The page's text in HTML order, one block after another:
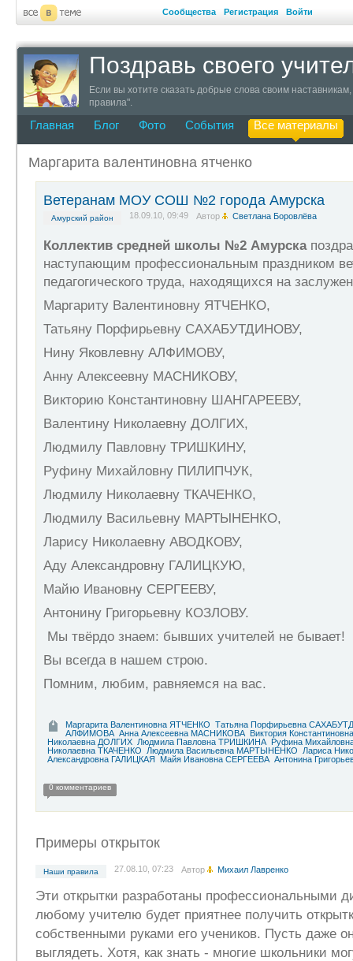
Сообщества Регистрация Войти
Поздравь своего
Если вы хотите сказать добрые слова своим
правила".
Главная Блог Фото События Все материалы
Маргарита валентиновна ятченко
Ветеранам МОУ СОШ №2 города Амурска
Амурский район 18.09.10, 09:49 Автор Светлана Боровлёва
Коллектив средней школы №2 Амурска
наступающим профессиональным праздником
педагогического труда, находящихся на
Маргариту Валентиновну ЯТЧЕНКО,
Татьяну Порфирьевну САХАБУТДИНОВУ,
Нину Яковлевну АЛФИМОВУ,
Анну Алексеевну МАСНИКОВУ,
Викторию Константиновну ШАНГАРЕЕВУ,
Валентину Николаевну ДОЛГИХ,
Людмилу Павловну ТРИШКИНУ,
Руфину Михайловну ПИЛИПЧУК,
Людмилу Николаевну ТКАЧЕНКО,
Людмилу Васильевну МАРТЫНЕНКО,
Ларису Николаевну АВОДКОВУ,
Аду Александровну ГАЛИЦКУЮ,
Майю Ивановну СЕРГЕЕВУ,
Антонину Григорьевну КОЗЛОВУ.
Мы твёрдо знаем: бывших учителей не бывает!
Вы всегда в нашем строю.
Помним, любим, равняемся на вас.
Маргарита Валентиновна ЯТЧЕНКО Татьяна Порфирьевна
АЛФИМОВА Анна Алексеевна МАСНИКОВА
Виктория
Николаевна ДОЛГИХ
Людмила Павловна ТРИШКИНА
Руфина
Николаевна ТКАЧЕНКО
Людмила Васильевна МАРТЫНЕНКО
Лариса
Александровна ГАЛИЦКАЯ
Майя Ивановна СЕРГЕЕВА Антонина
0 комментариев
Примеры открыток
Наши правила 27.08.10, 07:23 Автор Михаил Лавренко
Эти открытки разработаны профессиональными
любому учителю будет приятнее получить
собственными руками его учеников. Пусть даже
выглядеть. Хотя, как знать - многие школьники